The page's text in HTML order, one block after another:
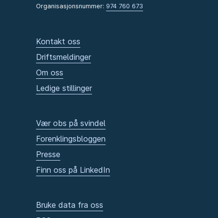
Organisasjonsnummer: 974 760 673
Kontakt oss
Driftsmeldinger
Om oss
Ledige stillinger
Vær obs på svindel
Forenklingsbloggen
Presse
Finn oss på LinkedIn
Bruke data fra oss